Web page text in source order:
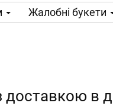
Жалобні букети
доставкою